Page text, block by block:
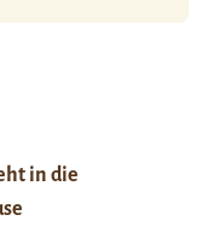
in die